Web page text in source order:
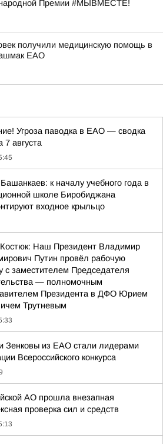
Премии #МЫВМЕСТЕ!
получили медицинскую помощь в
ЕАО
Угроза паводка в ЕАО — сводка
августа
к началу учебного года в
школе Биробиджана
входное крыльцо
Наш Президент Владимир
Путин провёл рабочую
с заместителем Председателя
— полномочным
Президента в ДФО Юрием
Трутневым
Зенковы из ЕАО стали лидерами
Всероссийского конкурса
АО прошла внезапная
проверка сил и средств